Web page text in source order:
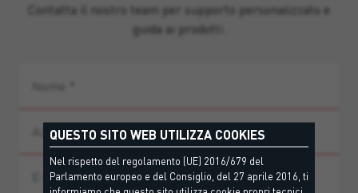
Contatta il nostro team per supporto personalizzato e
guida ai prodotti.
QUESTO SITO WEB UTILIZZA COOKIES
Nel rispetto del regolamento (UE) 2016/679 del
Parlamento europeo e del Consiglio, del 27 aprile 2016, ti